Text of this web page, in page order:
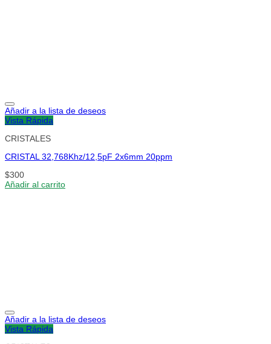
Añadir a la lista de deseos
Vista Rápida
CRISTALES
CRISTAL 32,768Khz/12,5pF 2x6mm 20ppm
$300
Añadir al carrito
Añadir a la lista de deseos
Vista Rápida